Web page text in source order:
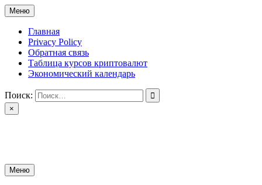
Перейти
к
содержимому
Меню
Главная
Privacy Policy
Обратная связь
Таблица курсов криптовалют
Экономический календарь
Поиск:
×
Меню